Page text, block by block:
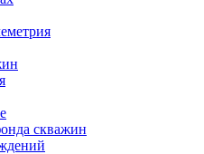
скважин